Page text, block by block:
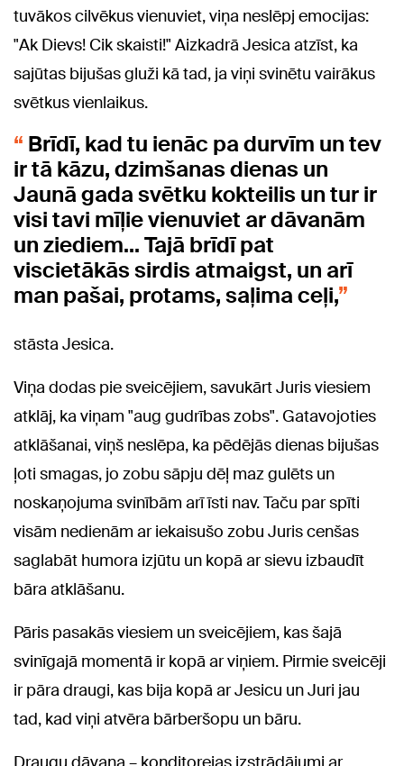
tuvākos cilvēkus vienuviet, viņa neslēpj emocijas:
"Ak Dievs! Cik skaisti!" Aizkadrā Jesica atzīst, ka
sajūtas bijušas gluži kā tad, ja viņi svinētu vairākus
svētkus vienlaikus.
Brīdī, kad tu ienāc pa durvīm un tev
ir tā kāzu, dzimšanas dienas un
Jaunā gada svētku kokteilis un tur ir
visi tavi mīļie vienuviet ar dāvanām
un ziediem... Tajā brīdī pat
viscietākās sirdis atmaigst, un arī
man pašai, protams, saļima ceļi,
stāsta Jesica.
Viņa dodas pie sveicējiem, savukārt Juris viesiem
atklāj, ka viņam "aug gudrības zobs". Gatavojoties
atklāšanai, viņš neslēpa, ka pēdējās dienas bijušas
ļoti smagas, jo zobu sāpju dēļ maz gulēts un
noskaņojuma svinībām arī īsti nav. Taču par spīti
visām nedienām ar iekaisušo zobu Juris cenšas
saglabāt humora izjūtu un kopā ar sievu izbaudīt
bāra atklāšanu.
Pāris pasakās viesiem un sveicējiem, kas šajā
svinīgajā momentā ir kopā ar viņiem. Pirmie sveicēji
ir pāra draugi, kas bija kopā ar Jesicu un Juri jau
tad, kad viņi atvēra bārberšopu un bāru.